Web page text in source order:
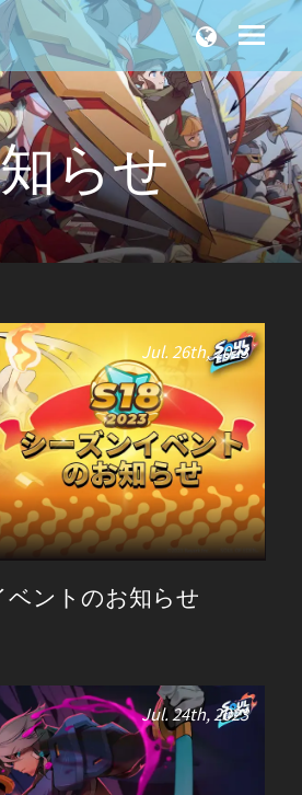
らせ
Jul. 26th, 2023
ベントのお知らせ
Jul. 24th, 2023